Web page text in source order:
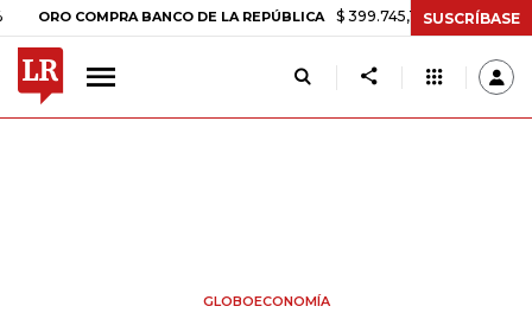
COMPRA BANCO DE LA REPÚBLICA $ 399.745,16 +$ 2.295,71 +0,58%
SUSCRÍBASE
GLOBOECONOMÍA